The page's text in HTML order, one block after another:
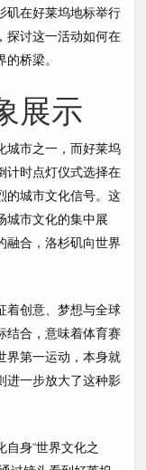
矶在好莱坞地标举行
探讨这一活动如何在
桥梁。
展示
城市之一，而好莱坞
计时点灯仪式选择在
的城市文化信号。这
城市文化的集中展
融合，洛杉矶向世界
着创意、梦想与全球
结合，意味着体育赛
界第一运动，本身就
进一步放大了这种影
身“世界文化之